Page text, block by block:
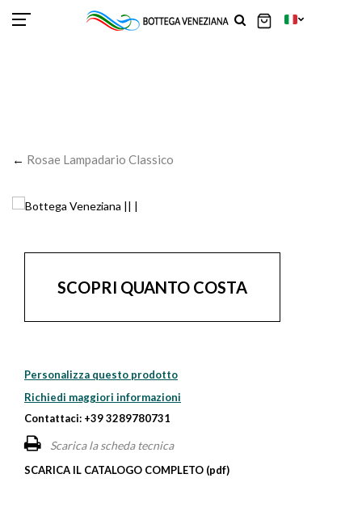
← Rosae Lampadario Classico
SCOPRI QUANTO COSTA
Personalizza questo prodotto
Richiedi maggiori informazioni
Contattaci: +39 3289780731
Scarica la scheda tecnica
SCARICA IL CATALOGO COMPLETO (pdf)